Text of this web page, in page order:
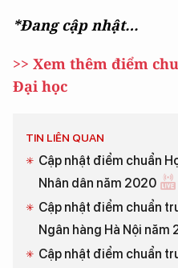
*Đang cập nhật…
>> Xem thêm điểm
Đại học
TIN LIÊN QUAN
Cập nhật điểm chuẩn
Nhân dân năm 2020
Cập nhật điểm chuẩn
Ngân hàng Hà Nội năm
Cập nhật điểm chuẩn